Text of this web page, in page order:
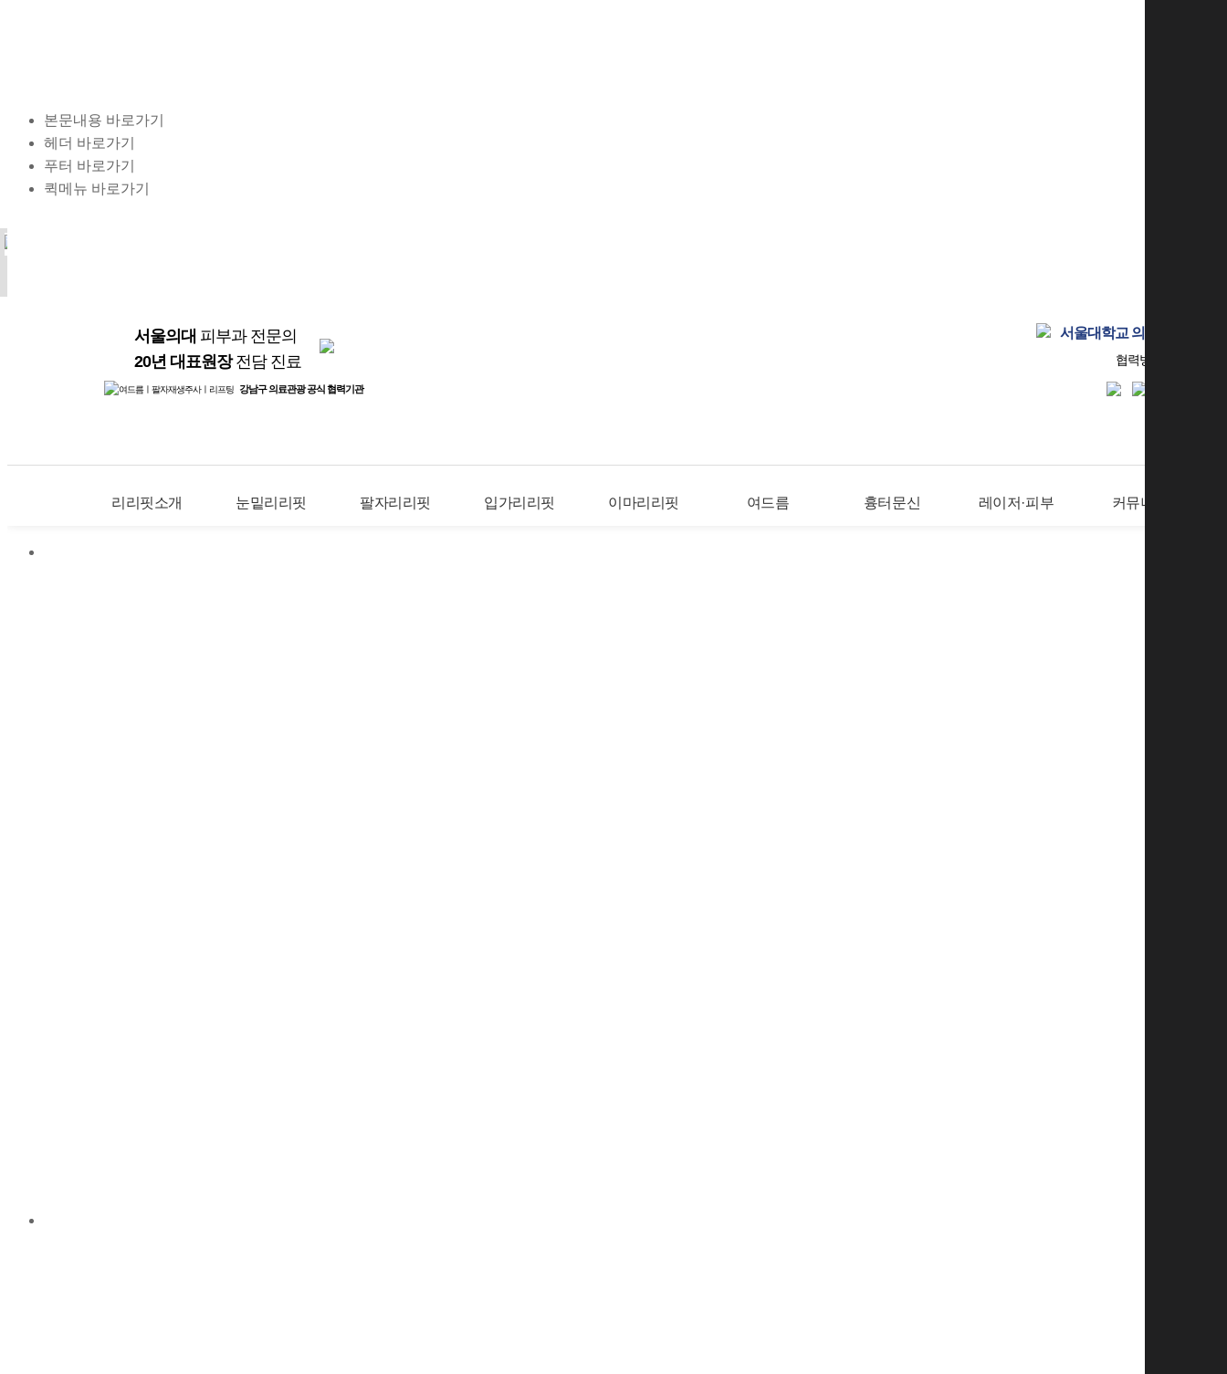
본문내용 바로가기
헤더 바로가기
푸터 바로가기
퀵메뉴 바로가기
서울의대 피부과 전문의
20년 대표원장전담 진료
여드름ㅣ팔자재생주사ㅣ리프팅 강남구 의료관광 공식 협력기관
서울대학교 의과대학 동문
협력병원
리리핏소개 눈밑리리핏 팔자리리핏 입가리리핏 이마리리핏 여드름 흉터문신 레이저·피부 커뮤니티